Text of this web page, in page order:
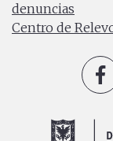
denuncias
Centro de